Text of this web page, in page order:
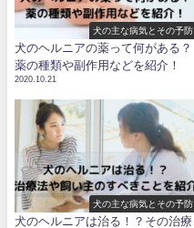
犬の主な病気とその予防
犬のヘルニアの薬って何がある？
薬の種類や副作用などを紹介！
2020.10.21
犬の主な病気とその予防
犬のヘルニアは治る！？その治療